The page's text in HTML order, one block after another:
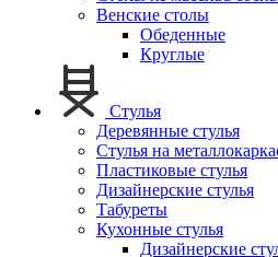
Венские столы
Обеденные
Круглые
Стулья
Деревянные стулья
Стулья на
Пластиковые стулья
Дизайнерские стулья
Табуреты
Кухонные стулья
Дизайнерские